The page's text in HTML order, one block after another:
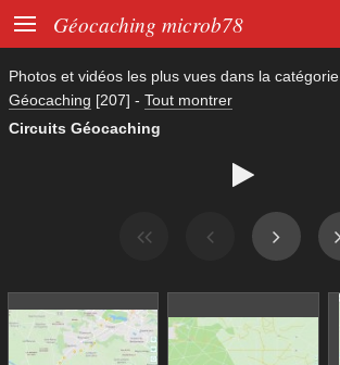
 Géocaching microb78
Photos et vidéos les plus vues dans la catégorie
Géocaching [207] - Tout montrer
Circuits Géocaching
